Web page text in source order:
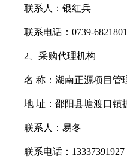
联系人：银红兵
联系电话： 0739-6821801
2、采购代理机构
名 称：湖南正源项目管
地 址：邵阳县塘渡口镇
联系人：易冬
联系电话： 13337391927